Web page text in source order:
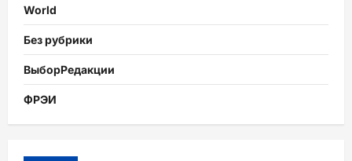
World
Без рубрики
ВыборРедакции
ФРЭИ